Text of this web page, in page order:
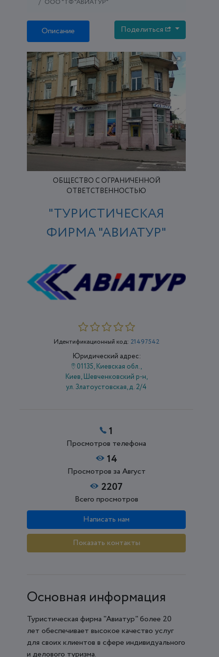
ООО "ТФ "АВИАТУР"
Описание Поделиться
ОБЩЕСТВО С ОГРАНИЧЕННОЙ
ОТВЕТСТВЕННОСТЬЮ
"ТУРИСТИЧЕСКАЯ
ФИРМА "АВИАТУР"
Идентификационный код: 21497542
Юридический адрес:
01135, Киевская обл.,
Киев, Шевченковский р-н,
ул. Златоустовская, д. 2/4
1
Просмотров телефона
14
Просмотров за Август
2207
Всего просмотров
Написать нам
Показать контакты
Основная информация
Туристическая фирма "Авиатур" более 20
лет обеспечивает высокое качество услуг
для своих клиентов в сфере индивидуального
и делового туризма.